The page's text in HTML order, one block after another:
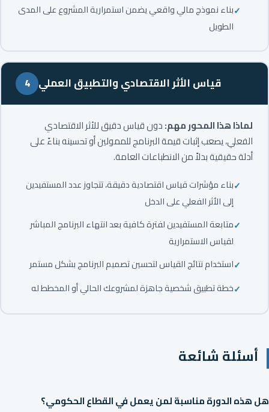
بناء نموذج مالي واقعي يضمن استمرارية المشروع على المدى
الطويل
4 قياس الأثر الاقتصادي والتطبيق العملي
لماذا هذا المحور مهم:دون قياس دقيق للأثر الاقتصادي
الفعلي، يصعب إثبات قيمة البرنامج للممولين أو تحسينه بناءً على
أدلة حقيقية بدلاً من الانطباعات العامة.
بناء مؤشرات قياس اقتصادية دقيقة، تتجاوز عدد المستفيدين
إلى الأثر الفعلي على الدخل
متابعة المستفيدين لفترة كافية بعد انتهاء البرنامج المباشر
لقياس الاستمرارية
استخدام نتائج القياس لتحسين تصميم البرنامج بشكل مستمر
خطة تطبيق شخصية جاهزة لمشروعك الحالي أو المخطط له
أسئلة شائعة
هل هذه الدورة مناسبة لمن يعمل في القطاع الحكومي؟